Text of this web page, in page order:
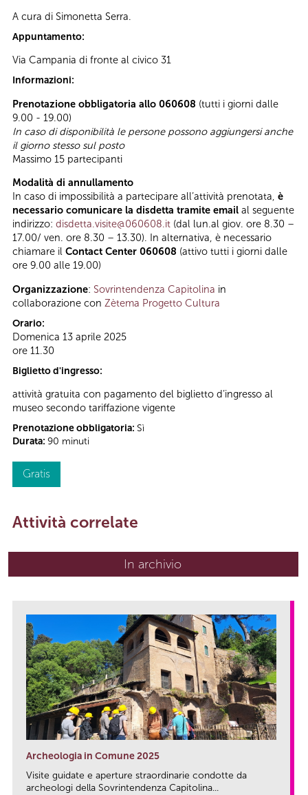
A cura di Simonetta Serra.
Appuntamento:
Via Campania di fronte al civico 31
Informazioni:
Prenotazione obbligatoria allo 060608 (tutti i giorni dalle
9.00 - 19.00)
In caso di disponibilità le persone possono aggiungersi anche
il giorno stesso sul posto
Massimo 15 partecipanti
Modalità di annullamento
In caso di impossibilità a partecipare all’attività prenotata, è
necessario comunicare la disdetta tramite email al seguente
indirizzo: disdetta.visite@060608.it (dal lun.al giov. ore 8.30 –
17.00/ ven. ore 8.30 – 13.30). In alternativa, è necessario
chiamare il Contact Center 060608 (attivo tutti i giorni dalle
ore 9.00 alle 19.00)
Organizzazione: Sovrintendenza Capitolina in
collaborazione con Zètema Progetto Cultura
Orario:
Domenica 13 aprile 2025
ore 11.30
Biglietto d'ingresso:
attività gratuita con pagamento del biglietto d’ingresso al
museo secondo tariffazione vigente
Prenotazione obbligatoria: Sì
Durata: 90 minuti
Gratis
Attività correlate
In archivio
Archeologia in Comune 2025
Visite guidate e aperture straordinarie condotte da
archeologi della Sovrintendenza Capitolina...